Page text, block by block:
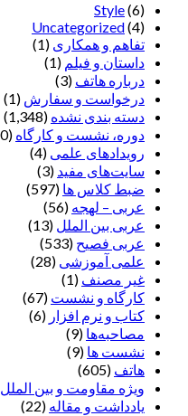
Style(6)
Uncategorized(4)
تفاهم و همکاری (1)
داستان و فیلم (1)
درباره هاتف (3)
درخواست و سفارش (1)
دسته بندی نشده (1,348)
دوره، نشست و کارگاه (70)
رویدادهای علمی (4)
سایت‌های مفید (3)
ضبط کلاس ها (597)
عربی – لهجه (56)
عربی بین الملل (13)
عربی فصیح (533)
علمی آموزشی (28)
غير مصنف (1)
کارگاه و نشست (67)
کتاب و نرم افزار (6)
مصاحبه‌ها (9)
نشست ها (9)
هاتف (605)
ویژه مقاومت و بین الملل
یادداشت‌ و مقاله (22)